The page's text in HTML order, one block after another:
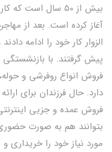
بیش از 50 سال
آغاز کرده است. بعد از
الزوار کار خود را ادامه
پیش گرفتند. با بازنشستگی
فروش عمده و جزیی
بتوانند هم به صورت
مورد نیاز خود را